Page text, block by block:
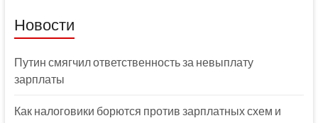
Новости
Путин смягчил ответственность за невыплату
зарплаты
Как налоговики борются против зарплатных схем и